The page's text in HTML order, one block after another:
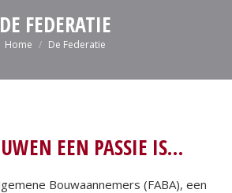
DE FEDERATIE
Je bent hier:
Home De Federatie
EEN PASSIE IS…
Bouwaannemers (FABA), een